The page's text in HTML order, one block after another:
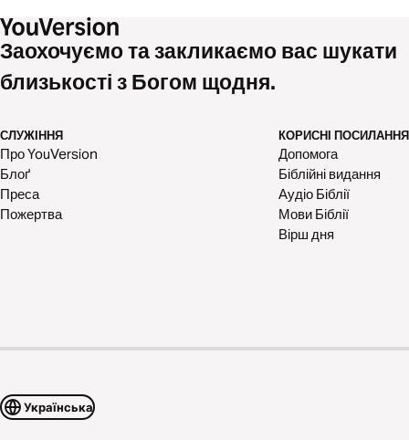
Заохочуємо та закликаємо вас шукати
близькості з Богом щодня.
СЛУЖІННЯ
Про YouVersion
Блоґ
Преса
Пожертва
КОРИСНІ ПОСИЛАННЯ
Допомога
Біблійні видання
Аудіо Біблії
Мови Біблії
Вірш дня
Українська